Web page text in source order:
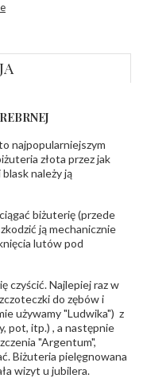
134 38-200 Jasło; NIP:
tel.13 44 56 100;
PZ Stelmach Sp. z o.o. ul.
NIP 7542889545;
100; biuro@stelmach.pl
w wieku poniżej 3 lat
z białego złota
zawierają nikiel
najpopularniejszym
złota przez jak
należy ją
biżuterię (przede
ją mechanicznie
lutów pod
czyścić. Najlepiej raz w
do zębów i
używamy "Ludwika") z
pot, itp.) , a następnie
"Argentum",
Biżuteria pielęgnowana
wizyt u jubilera.